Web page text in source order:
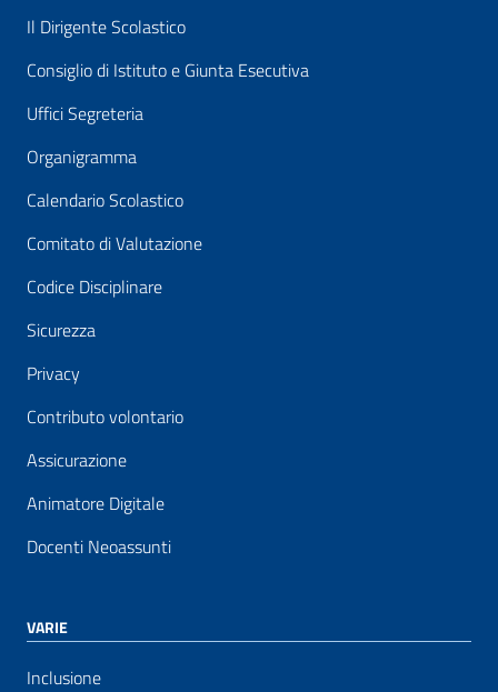
Il Dirigente Scolastico
Consiglio di Istituto e Giunta Esecutiva
Uffici Segreteria
Organigramma
Calendario Scolastico
Comitato di Valutazione
Codice Disciplinare
Sicurezza
Privacy
Contributo volontario
Assicurazione
Animatore Digitale
Docenti Neoassunti
VARIE
Inclusione